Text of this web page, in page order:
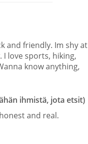
and friendly. Im shy at
love sports, hiking,
know anything,
ihmistä, jota etsit)
and real.